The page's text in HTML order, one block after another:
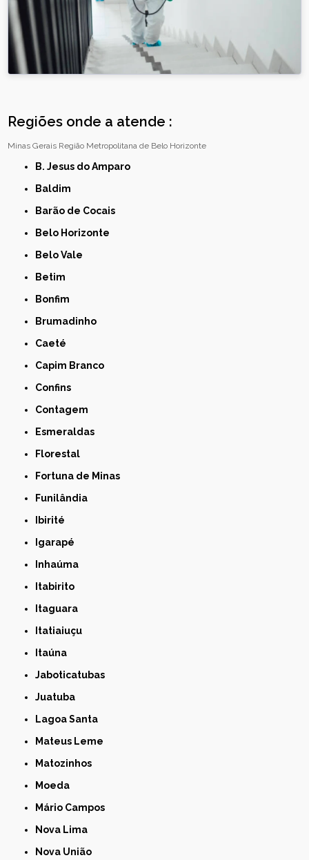
Regiões onde a atende :
Minas Gerais Região Metropolitana de Belo Horizonte
B. Jesus do Amparo
Baldim
Barão de Cocais
Belo Horizonte
Belo Vale
Betim
Bonfim
Brumadinho
Caeté
Capim Branco
Confins
Contagem
Esmeraldas
Florestal
Fortuna de Minas
Funilândia
Ibirité
Igarapé
Inhaúma
Itabirito
Itaguara
Itatiaiuçu
Itaúna
Jaboticatubas
Juatuba
Lagoa Santa
Mateus Leme
Matozinhos
Moeda
Mário Campos
Nova Lima
Nova União